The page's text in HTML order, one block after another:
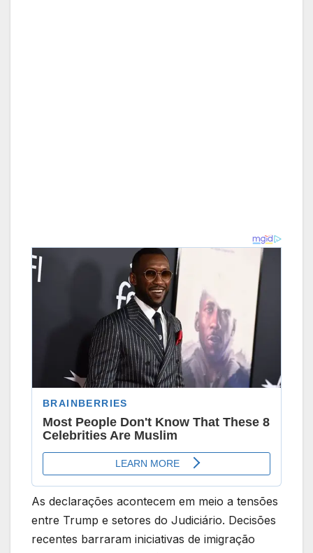
As declarações acontecem em meio a tensões
entre Trump e setores do Judiciário. Decisões
recentes barraram iniciativas de imigração